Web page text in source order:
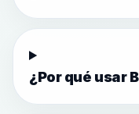
¿Por qué usar